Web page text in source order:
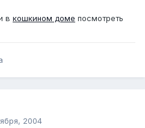
в кошкином доме посмотреть
2004